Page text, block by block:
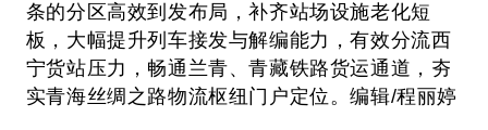
条的分区高效到发布局，补齐站场设施老化短
板，大幅提升列车接发与解编能力，有效分流西
宁货站压力，畅通兰青、青藏铁路货运通道，夯
实青海丝绸之路物流枢纽门户定位。编辑/程丽婷